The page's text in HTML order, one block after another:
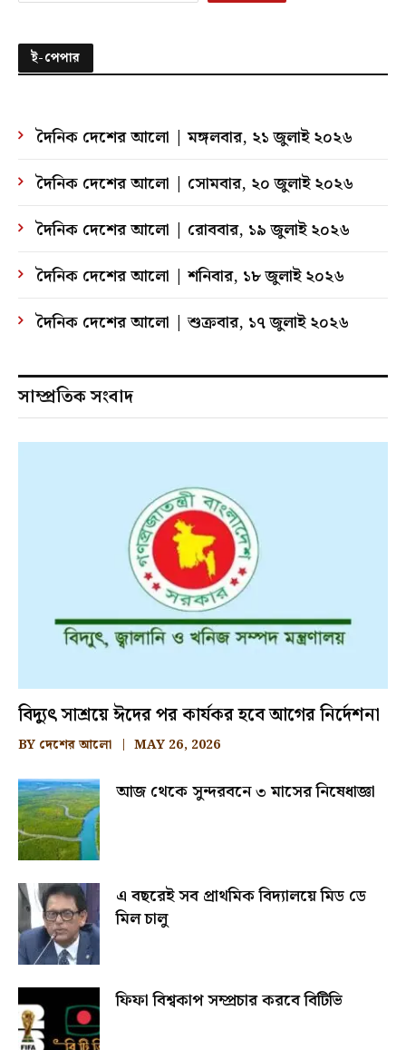
ই-পেপার
দৈনিক দেশের আলো | মঙ্গলবার, ২১ জুলাই ২০২৬
দৈনিক দেশের আলো | সোমবার, ২০ জুলাই ২০২৬
দৈনিক দেশের আলো | রোববার, ১৯ জুলাই ২০২৬
দৈনিক দেশের আলো | শনিবার, ১৮ জুলাই ২০২৬
দৈনিক দেশের আলো | শুক্রবার, ১৭ জুলাই ২০২৬
সাম্প্রতিক সংবাদ
বিদ্যুৎ সাশ্রয়ে ঈদের পর কার্যকর হবে আগের নির্দেশনা
BY দেশের আলো MAY 26, 2026
আজ থেকে সুন্দরবনে ৩ মাসের নিষেধাজ্ঞা
এ বছরেই সব প্রাথমিক বিদ্যালয়ে মিড ডে
মিল চালু
ফিফা বিশ্বকাপ সম্প্রচার করবে বিটিভি